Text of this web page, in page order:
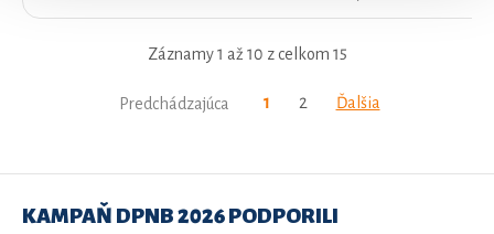
Záznamy 1 až 10 z celkom 15
Predchádzajúca 1 2 Ďalšia
KAMPAŇ DPNB 2026 PODPORILI